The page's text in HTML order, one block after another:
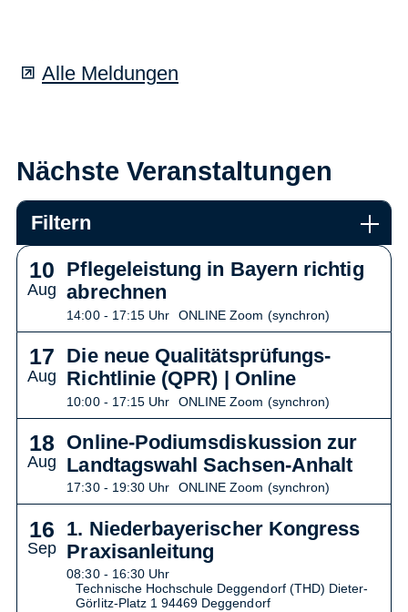
Alle Meldungen
Nächste Veranstaltungen
Filtern
10
Aug
Pflegeleistung in Bayern richtig
abrechnen
14:00 - 17:15 Uhr ONLINE Zoom (synchron)
17
Aug
Die neue Qualitätsprüfungs-
Richtlinie (QPR) | Online
10:00 - 17:15 Uhr ONLINE Zoom (synchron)
18
Aug
Online-Podiumsdiskussion zur
Landtagswahl Sachsen-Anhalt
17:30 - 19:30 Uhr ONLINE Zoom (synchron)
16
Sep
1. Niederbayerischer Kongress
Praxisanleitung
08:30 - 16:30 Uhr
Technische Hochschule Deggendorf (THD) Dieter-
Görlitz-Platz 1 94469 Deggendorf